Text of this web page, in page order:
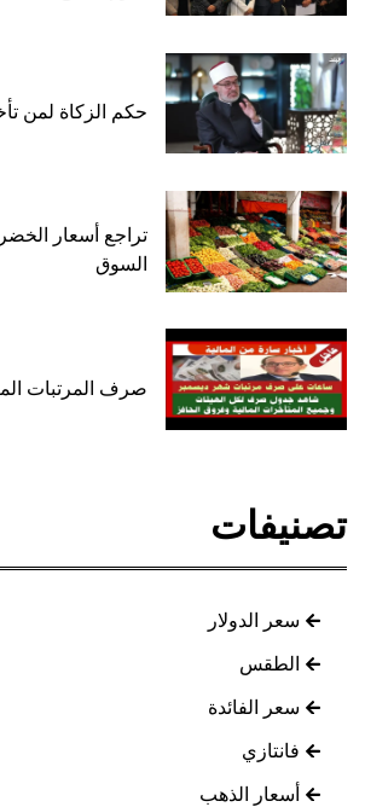
حكم الزكاة لمن
تراجع أسعار
السوق
صرف المرتبات
تصنيفات
سعر الدولار
الطقس
سعر الفائدة
فانتازي
أسعار الذهب